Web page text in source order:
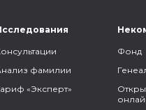
фамилии
«Эксперт»
Фонд